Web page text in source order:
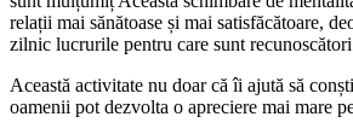
relații mai sănătoase și mai satisfăcătoare,
zilnic lucrurile pentru care sunt
Această activitate nu doar că îi ajută să
oamenii pot dezvolta o apreciere mai mare